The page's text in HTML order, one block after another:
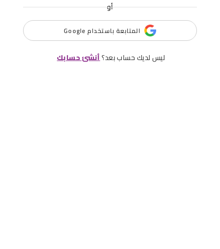
أو
المتابعة باستخدام Google
ليس لديك حساب بعد؟أنشئ حسابك